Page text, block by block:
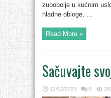
zubobolje u kućnim
hladne obloge, ...
Read More »
Sačuvajte
11/12/2023 0